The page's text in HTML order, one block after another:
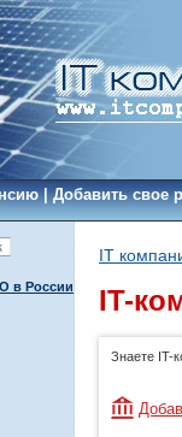
|Добавить свое
в России
IT
IT-
Знаете IT-